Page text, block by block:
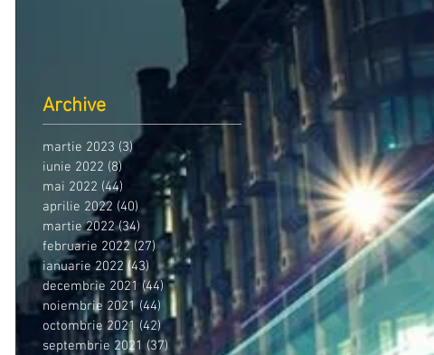
Archive
martie 2023 (3)3 postări
iunie 2022 (8)8 postări
mai 2022 (44) 44 postări
aprilie 2022 (40)40 postări
martie 2022 (34) 34 postări
februarie 2022 (27)27 postări
ianuarie 2022 (43) 43 postări
decembrie 2021 (44)44 postări
noiembrie 2021 (44) 44 postări
octombrie 2021 (42)42 postări
septembrie 2021 (37)37 postări